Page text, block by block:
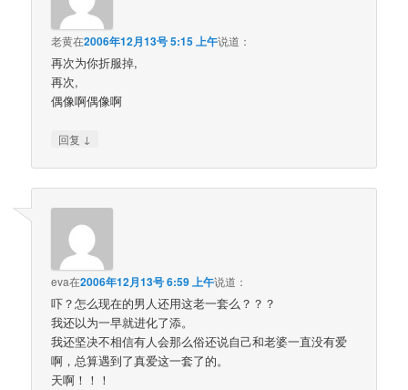
老黄在2006年12月13号 5:15 上午说道：
再次为你折服掉,
再次,
偶像啊偶像啊
回复 ↓
eva在2006年12月13号 6:59 上午说道：
吓？怎么现在的男人还用这老一套么？？？
我还以为一早就进化了添。
我还坚决不相信有人会那么俗还说自己和老婆一直没有爱
啊，总算遇到了真爱这一套了的。
天啊！！！